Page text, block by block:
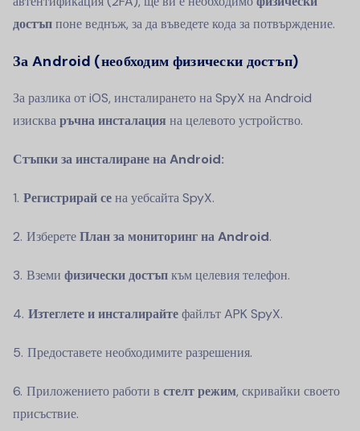
достъппоне веднъж, за да въведете кода за потвърждение.
За Android (необходим физически достъп)
За разлика от iOS, инсталирането на SpyX на Android
изискваръчна инсталация на целевото устройство.
Стъпки за инсталиране на Android:
Регистрирай сена уебсайта SpyX.
ИзберетеПлан за мониторинг на Android.
Вземи физически достъпкъм целевия телефон.
Изтеглете и инсталирайтефайлът APK SpyX.
Предоставете необходимите разрешения.
Приложението работи в стелт режим, скривайки своето
присъствие.